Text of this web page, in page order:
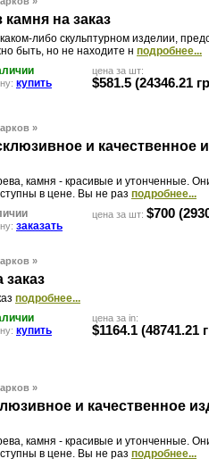
камня на заказ
либо скульптурном изделии,
быть, но не находите н подробнее...
купить
цена за шт:
$581.5 (24346.21
»
клюзивное и качественное и
камня - красивые и утонченные.
в цене. Вы не раз подробнее...
заказать
цена за шт: $700
»
заказ
подробнее...
купить
цена за in:
$1164.1 (48741.21
»
люзивное и качественное из
камня - красивые и утонченные.
в цене. Вы не раз подробнее...